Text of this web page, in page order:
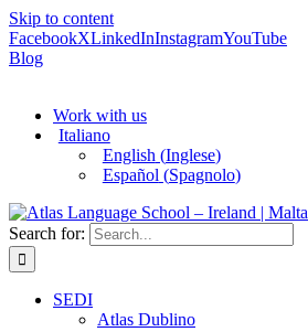
Skip to content
FacebookXLinkedInInstagramYouTube
Blog
Work with us
Italiano
English (Inglese)
Español (Spagnolo)
Search for:
SEDI
Atlas Dublino